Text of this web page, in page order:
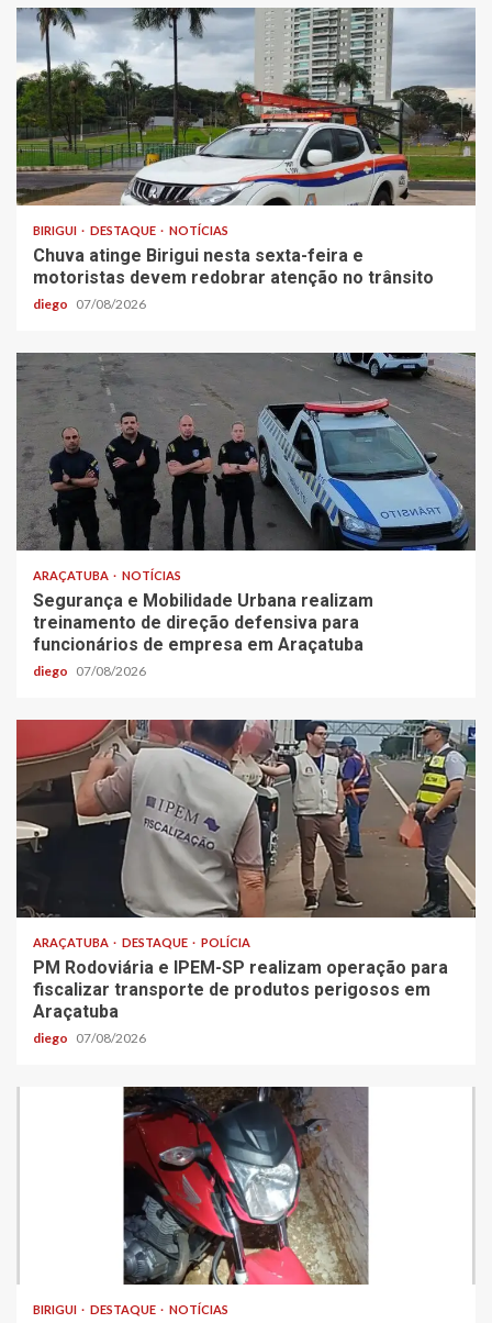
BIRIGUI DESTAQUE NOTÍCIAS
Chuva atinge Birigui nesta sexta-feira e
motoristas devem redobrar atenção no trânsito
diego 07/08/2026
ARAÇATUBA NOTÍCIAS
Segurança e Mobilidade Urbana realizam
treinamento de direção defensiva para
funcionários de empresa em Araçatuba
diego 07/08/2026
ARAÇATUBA DESTAQUE POLÍCIA
PM Rodoviária e IPEM-SP realizam operação para
fiscalizar transporte de produtos perigosos em
Araçatuba
diego 07/08/2026
BIRIGUI DESTAQUE NOTÍCIAS